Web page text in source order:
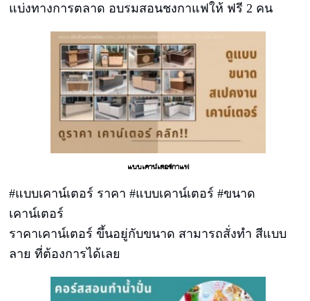
แบ่งทางการตลาด อบรมสอนชงกาแฟให้ ฟรี 2 คน
แบบเคาน์เตอร์กาแฟ
#แบบเคาน์เตอร์ ราคา #แบบเคาน์เตอร์ #ขนาด
เคาน์เตอร์
ราคาเคาน์เตอร์ ขึ้นอยู่กับขนาด สามารถสั่งทำ สีแบบ
ลาย ที่ต้องการได้เลย